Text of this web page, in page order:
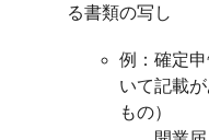
る書類の写し
例：確定
いて記載
もの）